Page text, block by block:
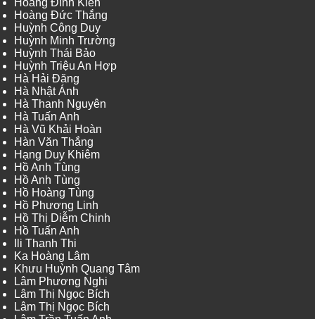
Hoàng Đức Thắng
Huỳnh Công Duy
Huỳnh Minh Trường
Huỳnh Thái Bảo
Huỳnh Triệu An Hợp
Hà Hải Đăng
Hà Nhật Ánh
Hà Thanh Nguyên
Hà Tuấn Anh
Hà Vũ Khải Hoàn
Hàn Văn Thắng
Hạng Duy Khiêm
Hồ Anh Tùng
Hồ Anh Tùng
Hồ Hoàng Tùng
Hồ Phương Linh
Hồ Thị Diễm Chinh
Hồ Tuấn Anh
Ili Thanh Thi
Ka Hoàng Lâm
Khưu Huỳnh Quang Tâm
Lâm Phương Nghi
Lâm Thị Ngọc Bích
Lâm Thị Ngọc Bích